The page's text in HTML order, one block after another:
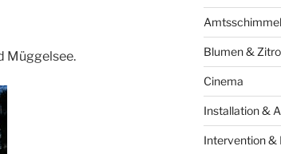
Müggelsee.
Amtsschimmel
Blumen &
Cinema
Installation &
Intervention &